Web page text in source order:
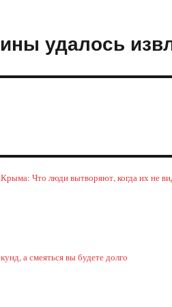
удалось
Что люди вытворяют, когда их не
а смеяться вы будете долго